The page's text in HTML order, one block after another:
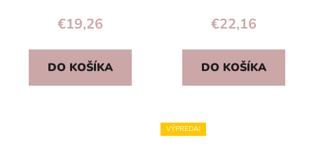
€19,26
DO KOŠÍKA
€22,16
DO KOŠÍKA
VÝPREDAJ